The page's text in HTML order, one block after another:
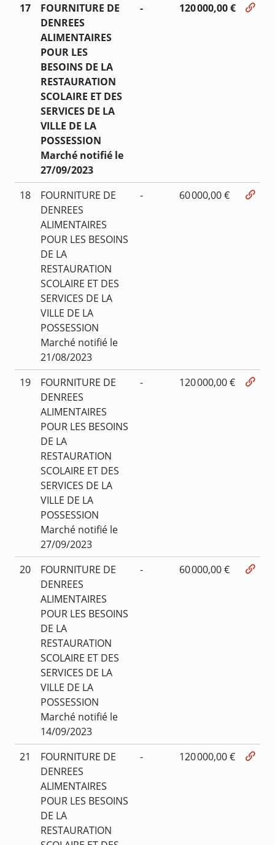
17
FOURNITURE DE
DENREES
ALIMENTAIRES
POUR LES
BESOINS DE LA
RESTAURATION
SCOLAIRE ET DES
SERVICES DE LA
VILLE DE LA
POSSESSION
Marché notifié le
27/09/2023
- 120 000,00 €
18
FOURNITURE DE
DENREES
ALIMENTAIRES
POUR LES BESOINS
DE LA
RESTAURATION
SCOLAIRE ET DES
SERVICES DE LA
VILLE DE LA
POSSESSION
Marché notifié le
21/08/2023
- 60 000,00 €
19
FOURNITURE DE
DENREES
ALIMENTAIRES
POUR LES BESOINS
DE LA
RESTAURATION
SCOLAIRE ET DES
SERVICES DE LA
VILLE DE LA
POSSESSION
Marché notifié le
27/09/2023
- 120 000,00 €
20
FOURNITURE DE
DENREES
ALIMENTAIRES
POUR LES BESOINS
DE LA
RESTAURATION
SCOLAIRE ET DES
SERVICES DE LA
VILLE DE LA
POSSESSION
Marché notifié le
14/09/2023
- 60 000,00 €
21
FOURNITURE DE
DENREES
ALIMENTAIRES
POUR LES BESOINS
DE LA
RESTAURATION
- 120 000,00 €